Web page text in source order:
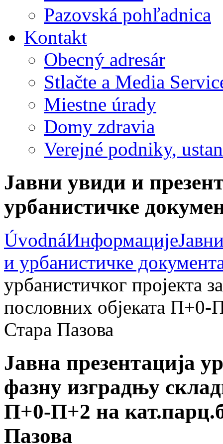
Pazovská pohľadnica
Kontakt
Obecný adresár
Stlačte a Media
Miestne úrady
Domy zdravia
Verejné podniky,
Јавни увиди и
урбанистичке
ÚvodnáИнформације
и урбанистичке
урбанистичког пројекта
пословних објеката
Стара Пазова
Јавна презентација
фазну изградњу
П+0-П+2 на
Пазова